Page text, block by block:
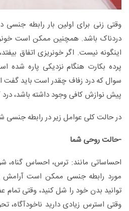
وقتی زنی برای اولین بار رابطه
دردناک باشد. همچنین ممکن است
اینگونه نیست. اگر خونریزی اتفاق
پرده بکارت هنگام نزدیکی پاره شده
سوال که درد زفاف چقدر است باید گفت
پیش نوازش کافی وجود داشته باشد،
در حالت کلی عوامل زیر در رابطه جنسی
-حالت روحی شما
احساساتی مانند: ترس، احساس گناه،
مورد رابطه جنسی ممکن است آرامش
توانید بدن خود را شل کنید، وقتی
وقتی استرس زیادی دارید